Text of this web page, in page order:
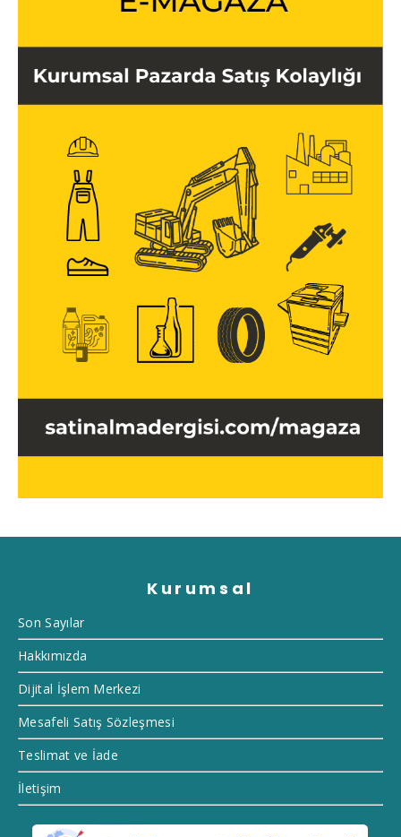
Kurumsal
Son Sayılar
Hakkımızda
Dijital İşlem Merkezi
Mesafeli Satış Sözleşmesi
Teslimat ve İade
İletişim